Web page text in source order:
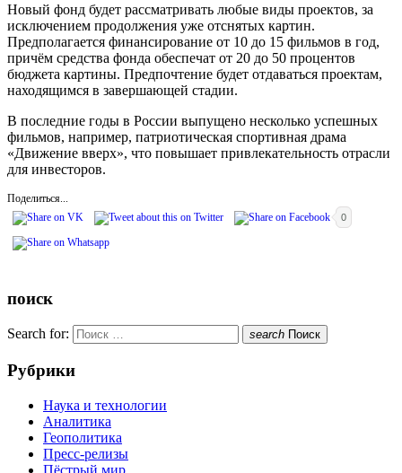
Новый фонд будет рассматривать любые виды проектов, за
исключением продолжения уже отснятых картин.
Предполагается финансирование от 10 до 15 фильмов в год,
причём средства фонда обеспечат от 20 до 50 процентов
бюджета картины. Предпочтение будет отдаваться проектам,
находящимся в завершающей стадии.
В последние годы в России выпущено несколько успешных
фильмов, например, патриотическая спортивная драма
«Движение вверх», что повышает привлекательность отрасли
для инвесторов.
Поделиться...
0
поиск
Search for: search Поиск
Рубрики
Наука и технологии
Аналитика
Геополитика
Пресс-релизы
Пёстрый мир